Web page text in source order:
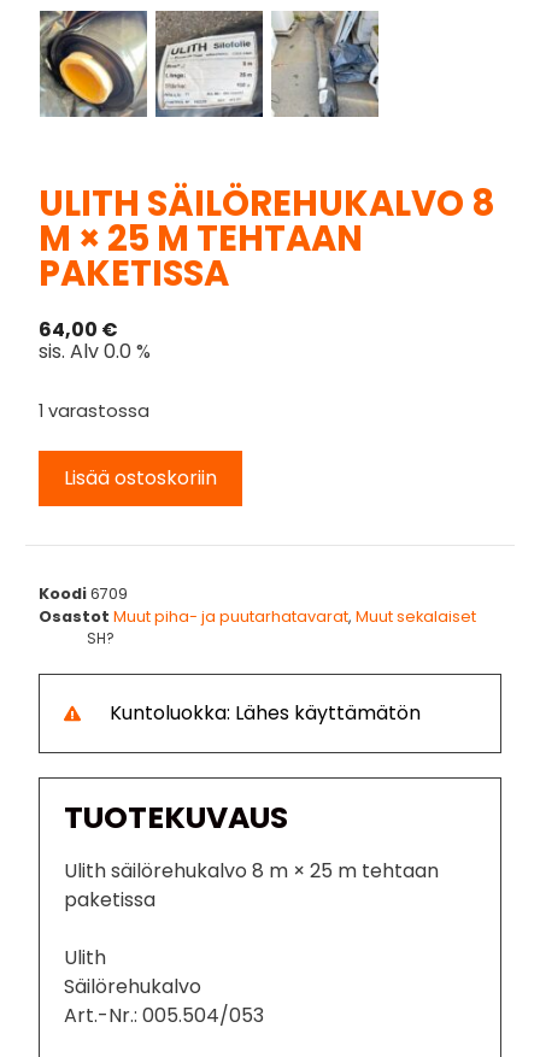
ULITH SÄILÖREHUKALVO 8
M × 25 M TEHTAAN
PAKETISSA
64,00 €
sis. Alv 0.0 %
1 varastossa
Lisää ostoskoriin
Koodi6709
Osastot Muut piha- ja puutarhatavarat,Muut sekalaiset
SH?
Kuntoluokka: Lähes käyttämätön
TUOTEKUVAUS
Ulith säilörehukalvo 8 m × 25 m tehtaan
paketissa
Ulith
Säilörehukalvo
Art.-Nr.: 005.504/053